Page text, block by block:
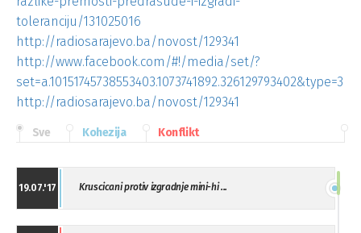
toleranciju/131025016
http://radiosarajevo.ba/novost/129341
http://www.facebook.com/#!/media/set/?
set=a.10151745738553403.1073741892.326129793402&type=3
http://radiosarajevo.ba/novost/129341
Sve Kohezija Konflikt
19.07.'17 Kruscicani protiv izgradnje mini-hi ...